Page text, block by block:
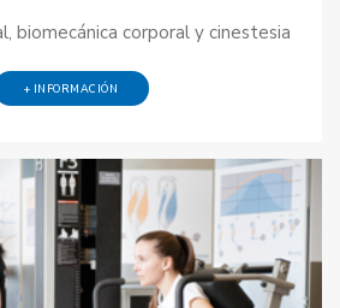
biomecánica corporal y cinestesia
+ INFORMACIÓN